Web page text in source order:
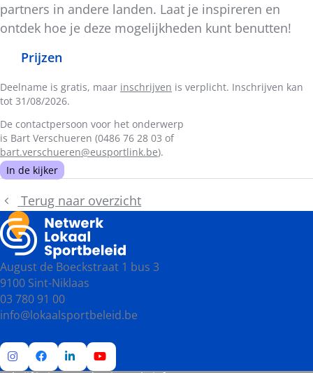
partners in andere landen. Laat je inspireren en
ontdek hoe je deze mogelijkheden kunt benutten!
Prijzen
Deelname is gratis, maar inschrijven is verplicht. Inschrijven kan
tot 31/08/2026.
De contactpersoon voor het onderwerp
is Bart Verschueren (0486 76 28 03 of
bart.verschueren@eusportlink.be).
In de kijker
Terug naar overzicht
August de Boeckstraat 1 bus 3
9100 Sint-Niklaas
03 780 91 00
info@lokaalsportbeleid.be